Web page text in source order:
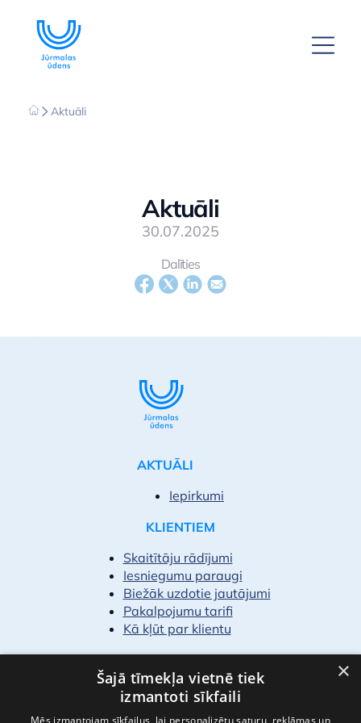
Aktuāli
Aktuāli
30.07.2025
Dalīties
AKTUĀLI
Iepirkumi
KLIENTIEM
Skaitītāju rādījumi
Iesniegumu paraugi
Biežāk uzdotie jautājumi
Pakalpojumu tarifi
Kā kļūt par klientu
PAR MUMS
Finanšu pārskati
×
Šajā tīmekļa vietnē tiek
izmantoti sīkfaili
Mēs izmantojam sīkfailus, lai personalizētu saturu, reklāmas un